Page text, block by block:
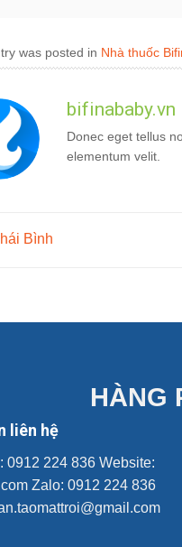
was posted in Nhà thuốc
bifinababy.vn
Donec eget tellus
elementum velit.
Bình
HÀNG
liên hệ
0912 224 836 Website:
Zalo: 0912 224 836